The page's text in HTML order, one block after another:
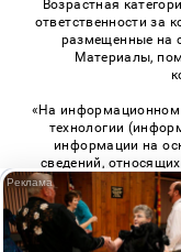
Возрастная
ответственности за
размещенные на
Материалы,
«На информационном
технологии
информации на
сведений,
«Интернет»,
Федерации)».
технологий в